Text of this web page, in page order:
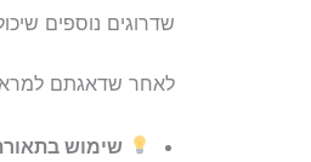
שדרוגים נוספים
לאחר שדאגתם
שימוש